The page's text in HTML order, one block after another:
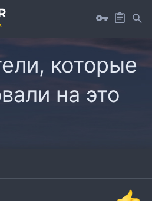
которые
на это